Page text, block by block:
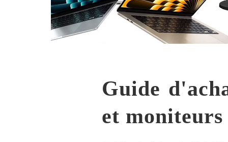
Guide
et moniteurs